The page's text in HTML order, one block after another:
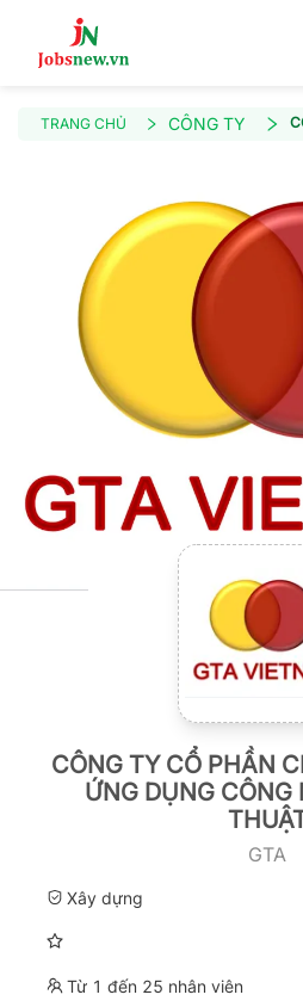
TRANG CHỦ CÔNG TY
CÔNG TY CỔ PHẦN
ỨNG DỤNG CÔNG
GTA
Xây dựng
Từ 1 đến 25 nhân viên